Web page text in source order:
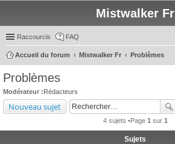
Mistwalker Fr
Raccourcis FAQ
Accueil du forum Mistwalker Fr
Problèmes
Problèmes
Modérateur :Rédacteurs
Nouveau sujet
4 sujets •Page 1 sur 1
Sujets